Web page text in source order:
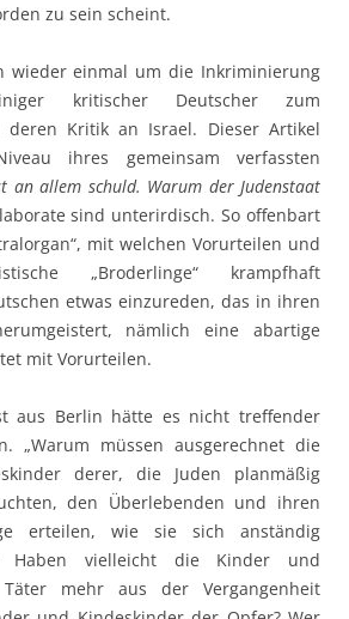
zu sein scheint.
wieder einmal um die Inkriminierung
kritischer Deutscher zum
deren Kritik an Israel. Dieser Artikel
ihres gemeinsam verfassten
an allem schuld. Warum der Judenstaat
sind unterirdisch. So offenbart
mit welchen Vorurteilen und
„Broderlinge“ krampfhaft
etwas einzureden, das in ihren
nämlich eine abartige
mit Vorurteilen.
aus Berlin hätte es nicht treffender
„Warum müssen ausgerechnet die
derer, die Juden planmäßig
den Überlebenden und ihren
erteilen, wie sie sich anständig
Haben vielleicht die Kinder und
mehr aus der Vergangenheit